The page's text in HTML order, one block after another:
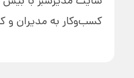
کسب‌وکار به مدیران و